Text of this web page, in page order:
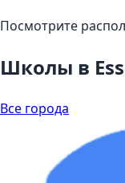
Посмотрите
Школы в
Все города